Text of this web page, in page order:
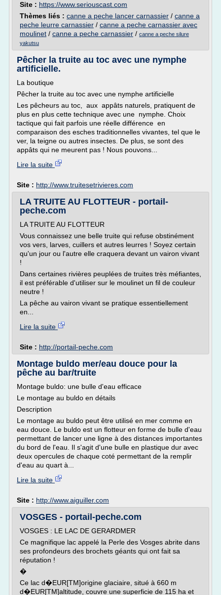
Site : https://www.seriouscast.com
Thèmes liés : canne a peche lancer carnassier / canne a
peche leurre carnassier / canne a peche carnassier avec
moulinet / canne a peche carnassier / canne a peche silure
yakutsu
Pêcher la truite au toc avec une nymphe
artificielle.
La boutique
Pêcher la truite au toc avec une nymphe artificielle
Les pêcheurs au toc, aux appâts naturels, pratiquent de
plus en plus cette technique avec une nymphe. Choix
tactique qui fait parfois une réelle différence en
comparaison des esches traditionnelles vivantes, tel que le
ver, la teigne ou autres insectes. De plus, se sont des
appâts qui ne meurent pas ! Nous pouvons...
Lire la suite
Site : http://www.truitesetrivieres.com
LA TRUITE AU FLOTTEUR - portail-
peche.com
LA TRUITE AU FLOTTEUR
Vous connaissez une belle truite qui refuse obstinément
vos vers, larves, cuillers et autres leurres ! Soyez certain
qu'un jour ou l'autre elle craquera devant un vairon vivant
!
Dans certaines rivières peuplées de truites très méfiantes,
il est préférable d'utiliser sur le moulinet un fil de couleur
neutre !
La pêche au vairon vivant se pratique essentiellement
en...
Lire la suite
Site : http://portail-peche.com
Montage buldo mer/eau douce pour la
pêche au bar/truite
Montage buldo: une bulle d'eau efficace
Le montage au buldo en détails
Description
Le montage au buldo peut être utilisé en mer comme en
eau douce. Le buldo est un flotteur en forme de bulle d'eau
permettant de lancer une ligne à des distances importantes
du bord de l'eau. Il s'agit d'une bulle en plastique dur avec
deux opercules de chaque coté permettant de la remplir
d'eau au quart à...
Lire la suite
Site : http://www.aiguiller.com
VOSGES - portail-peche.com
VOSGES : LE LAC DE GERARDMER
Ce magnifique lac appelé la Perle des Vosges abrite dans
ses profondeurs des brochets géants qui ont fait sa
réputation !
�
Ce lac d�EUR[TM]origine glaciaire, situé à 660 m
d�EUR[TM]altitude, couvre une superficie de 115 ha et